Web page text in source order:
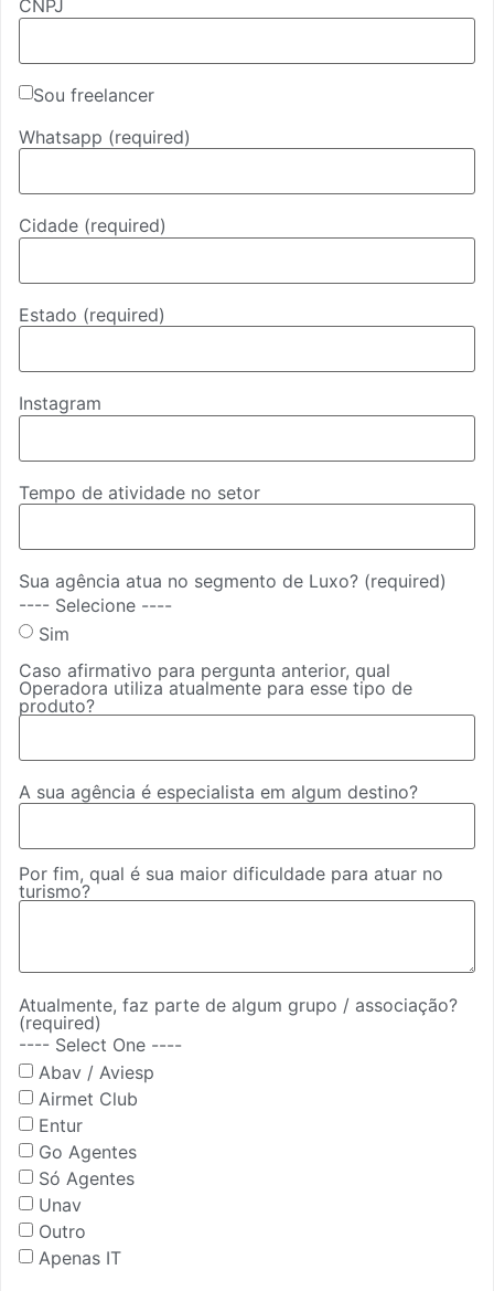
CNPJ
Sou freelancer
Whatsapp (required)
Cidade (required)
Estado (required)
Instagram
Tempo de atividade no setor
Sua agência atua no segmento de Luxo? (required)
---- Selecione ----
Sim
Caso afirmativo para pergunta anterior, qual
Operadora utiliza atualmente para esse tipo de
produto?
A sua agência é especialista em algum destino?
Por fim, qual é sua maior dificuldade para atuar no
turismo?
Atualmente, faz parte de algum grupo / associação?
(required)
---- Select One ----
Abav / Aviesp
Airmet Club
Entur
Go Agentes
Só Agentes
Unav
Outro
Apenas IT